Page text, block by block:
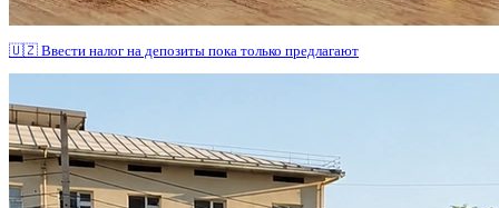
🇺🇿 Ввести налог на депозиты пока только предлагают